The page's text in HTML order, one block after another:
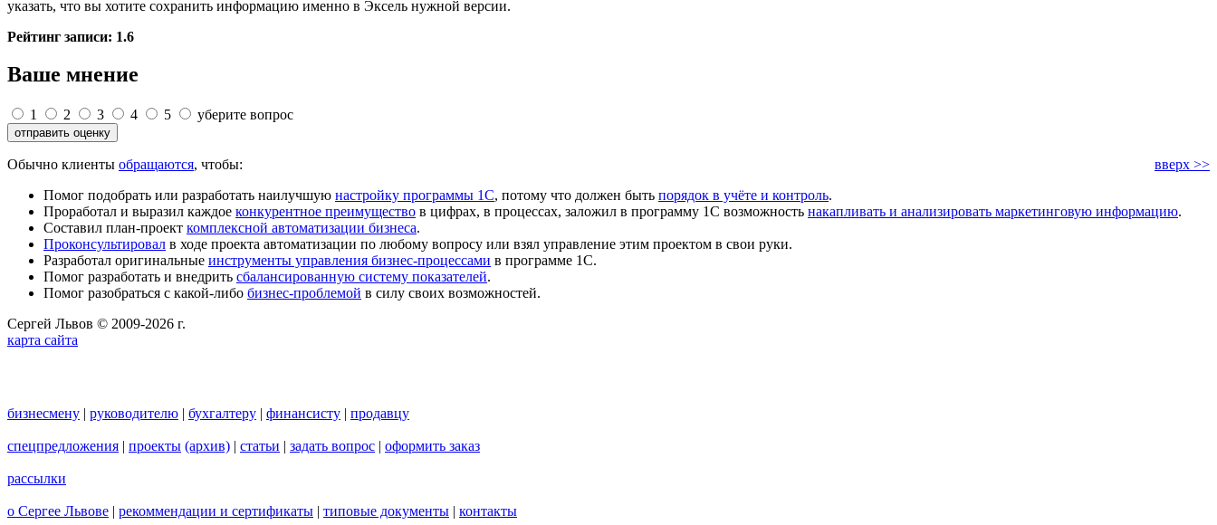
указать, что вы хотите сохранить информацию именно в Эксель нужной версии.
Рейтинг записи: 1.6
Ваше мнение
1 2 3 4 5 уберите вопрос
вверх >>
Обычно клиенты обращаются, чтобы:
Помог подобрать или разработать наилучшую настройку программы 1С, потому что должен быть порядок в учёте и контроль.
Проработал и выразил каждое конкурентное преимущество в цифрах, в процессах, заложил в программу 1С возможность накапливать и анализировать маркетинговую информацию.
Составил план-проект комплексной автоматизации бизнеса.
Проконсультировал в ходе проекта автоматизации по любому вопросу или взял управление этим проектом в свои руки.
Разработал оригинальные инструменты управления бизнес-процессами в программе 1С.
Помог разработать и внедрить сбалансированную систему показателей.
Помог разобраться с какой-либо бизнес-проблемой в силу своих возможностей.
Сергей Львов © 2009-2026 г.
карта сайта
бизнесмену | руководителю | бухгалтеру | финансисту | продавцу
спецпредложения | проекты (архив) | статьи | задать вопрос | оформить заказ
рассылки
о Сергее Львове | рекоммендации и сертификаты | типовые документы | контакты